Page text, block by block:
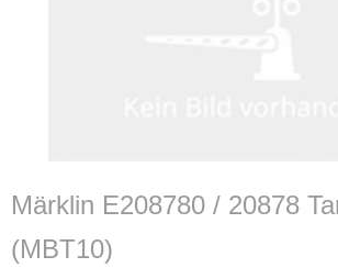
Märklin E208780 / 20878
(MBT10)